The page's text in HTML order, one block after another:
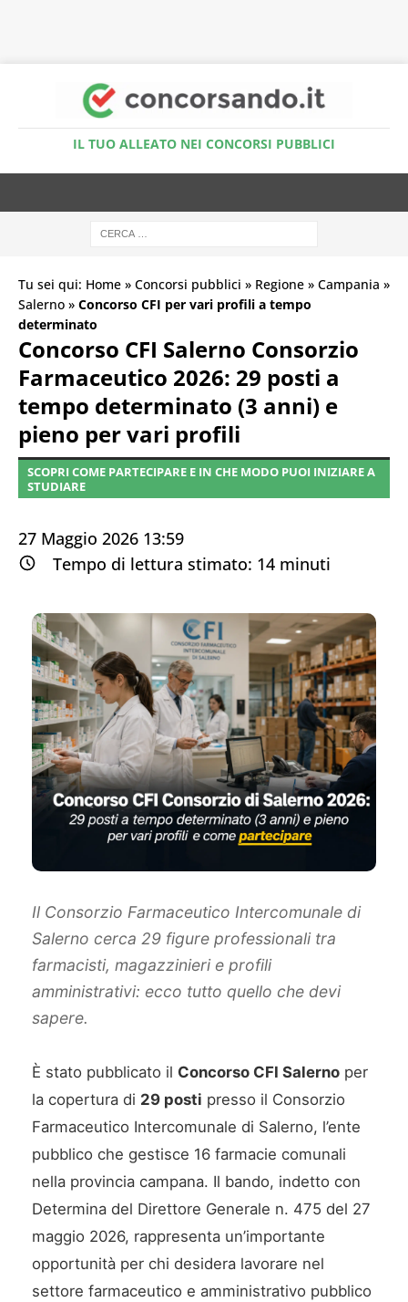
IL TUO ALLEATO NEI CONCORSI PUBBLICI
Tu sei qui: Home » Concorsi pubblici » Regione » Campania »
Salerno » Concorso CFI per vari profili a tempo
determinato
Concorso CFI Salerno Consorzio
Farmaceutico 2026: 29 posti a
tempo determinato (3 anni) e
pieno per vari profili
SCOPRI COME PARTECIPARE E IN CHE MODO PUOI INIZIARE A
STUDIARE
27 Maggio 2026 13:59
Tempo di lettura stimato: 14 minuti
Il Consorzio Farmaceutico Intercomunale di
Salerno cerca 29 figure professionali tra
farmacisti, magazzinieri e profili
amministrativi: ecco tutto quello che devi
sapere.
È stato pubblicato il Concorso CFI Salerno per
la copertura di 29 posti presso il Consorzio
Farmaceutico Intercomunale di Salerno, l’ente
pubblico che gestisce 16 farmacie comunali
nella provincia campana. Il bando, indetto con
Determina del Direttore Generale n. 475 del 27
maggio 2026, rappresenta un’importante
opportunità per chi desidera lavorare nel
settore farmaceutico e amministrativo pubblico